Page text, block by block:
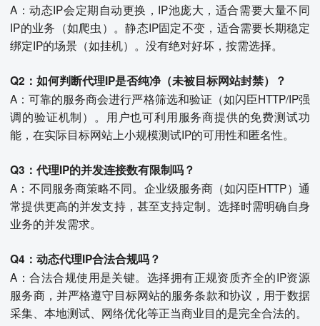
A：动态IP会定期自动更换，IP池庞大，适合需要大量不同
IP的业务（如爬虫）。静态IP固定不变，适合需要长期稳定
绑定IP的场景（如挂机）。没有绝对好坏，按需选择。
Q2：如何判断代理IP是否纯净（未被目标网站封禁）？
A：可靠的服务商会进行严格筛选和验证（如闪臣HTTP/IP强
调的验证机制）。用户也可利用服务商提供的免费测试功
能，在实际目标网站上小规模测试IP的可用性和匿名性。
Q3：代理IP的并发连接数有限制吗？
A：不同服务商策略不同。企业级服务商（如闪臣HTTP）通
常提供更高的并发支持，甚至支持定制。选择时需明确自身
业务的并发需求。
Q4：动态代理IP合法合规吗？
A：合法合规使用是关键。选择拥有正规资质齐全的IP资源
服务商，并严格遵守目标网站的服务条款和协议，用于数据
采集、本地测试、网络优化等正当商业目的是完全合法的。